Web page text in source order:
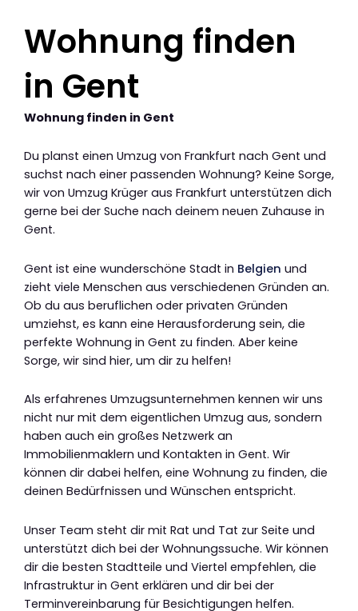
Wohnung finden
in Gent
Wohnung finden in Gent
Du planst einen Umzug von Frankfurt nach Gent und
suchst nach einer passenden Wohnung? Keine Sorge,
wir von Umzug Krüger aus Frankfurt unterstützen dich
gerne bei der Suche nach deinem neuen Zuhause in
Gent.
Gent ist eine wunderschöne Stadt in Belgien und
zieht viele Menschen aus verschiedenen Gründen an.
Ob du aus beruflichen oder privaten Gründen
umziehst, es kann eine Herausforderung sein, die
perfekte Wohnung in Gent zu finden. Aber keine
Sorge, wir sind hier, um dir zu helfen!
Als erfahrenes Umzugsunternehmen kennen wir uns
nicht nur mit dem eigentlichen Umzug aus, sondern
haben auch ein großes Netzwerk an
Immobilienmaklern und Kontakten in Gent. Wir
können dir dabei helfen, eine Wohnung zu finden, die
deinen Bedürfnissen und Wünschen entspricht.
Unser Team steht dir mit Rat und Tat zur Seite und
unterstützt dich bei der Wohnungssuche. Wir können
dir die besten Stadtteile und Viertel empfehlen, die
Infrastruktur in Gent erklären und dir bei der
Terminvereinbarung für Besichtigungen helfen.